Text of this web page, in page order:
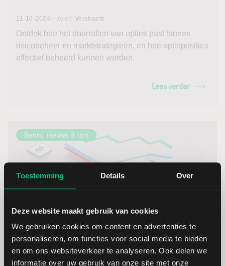
Toestemming Details Over
Deze website maakt gebruik van cookies
We gebruiken cookies om content en advertenties te
personaliseren, om functies voor social media te bieden
en om ons websiteverkeer te analyseren. Ook delen we
informatie over uw gebruik van onze site met onze
11-10-2024 - Kevin Verstraete
Ontdek hoe het doorrollen van opties past binnen
risicobeheer en marktstrategieën, en hoe optieposities
effectief beheerd kunnen worden.
Lees verder
Beurs, nieuws & tips
Carry trade betekenis; hoe de Japanse yen een
wereldwijde verkoopgolf veroorzaakt